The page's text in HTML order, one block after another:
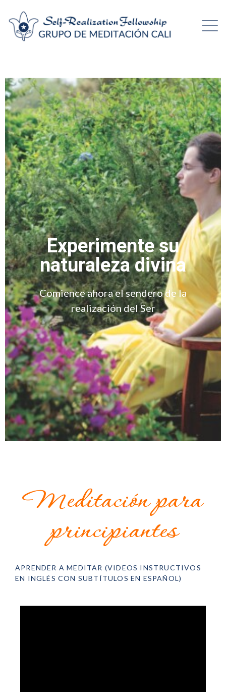
Meditación
Experimente su
naturaleza divina
Comience ahora el sendero de la
realización del Ser
Meditación para
principiantes
APRENDER A MEDITAR (VIDEOS INSTRUCTIVOS
EN INGLÉS CON SUBTÍTULOS EN ESPAÑOL)